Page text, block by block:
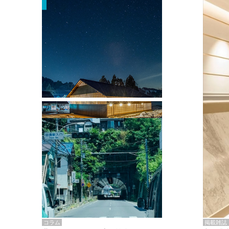
掲載雑誌
掲載雑誌・書籍
『街歩き研修「アールデコとモダニズ
ム、和風バロック」』のレポート記事が
掲載
コラム